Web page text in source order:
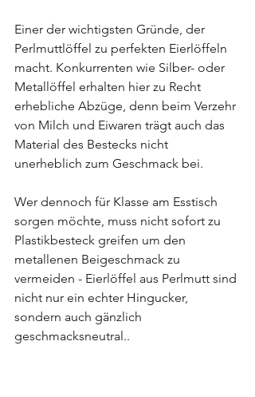
Einer der wichtigsten Gründe, der
Perlmuttlöffel zu perfekten Eierlöffeln
macht. Konkurrenten wie Silber- oder
Metallöffel erhalten hier zu Recht
erhebliche Abzüge, denn beim Verzehr
von Milch und Eiwaren trägt auch das
Material des Bestecks nicht
unerheblich zum Geschmack bei.
Wer dennoch für Klasse am Esstisch
sorgen möchte, muss nicht sofort zu
Plastikbesteck greifen um den
metallenen Beigeschmack zu
vermeiden - Eierlöffel aus Perlmutt sind
nicht nur ein echter Hingucker,
sondern auch gänzlich
geschmacksneutral..